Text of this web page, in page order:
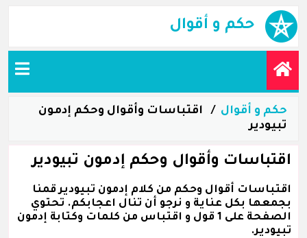
حكم و أقوال
حكم و أقوال
اقتباسات وأقوال وحكم إدمون
تبيودير
اقتباسات وأقوال وحكم إدمون تبيودير
اقتباسات أقوال وحكم من كلام إدمون تبيودير قمنا
بجمعها بكل عناية و نرجو أن تنال اعجابكم. تحتوي
الصفحة على 1 قول و اقتباس من كلمات وكتابة إدمون
تبيودير.